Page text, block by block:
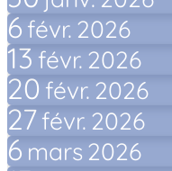
6févr. 2026
13 févr. 2026
20févr. 2026
27févr. 2026
6 mars2026